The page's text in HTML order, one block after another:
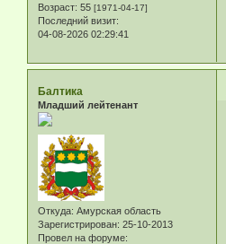
Возраст: 55 [1971-04-17]
Последний визит:
04-08-2026 02:29:41
Балтика
Младший лейтенант
Откуда: Амурская область
Зарегистрирован: 25-10-2013
Провел на форуме: